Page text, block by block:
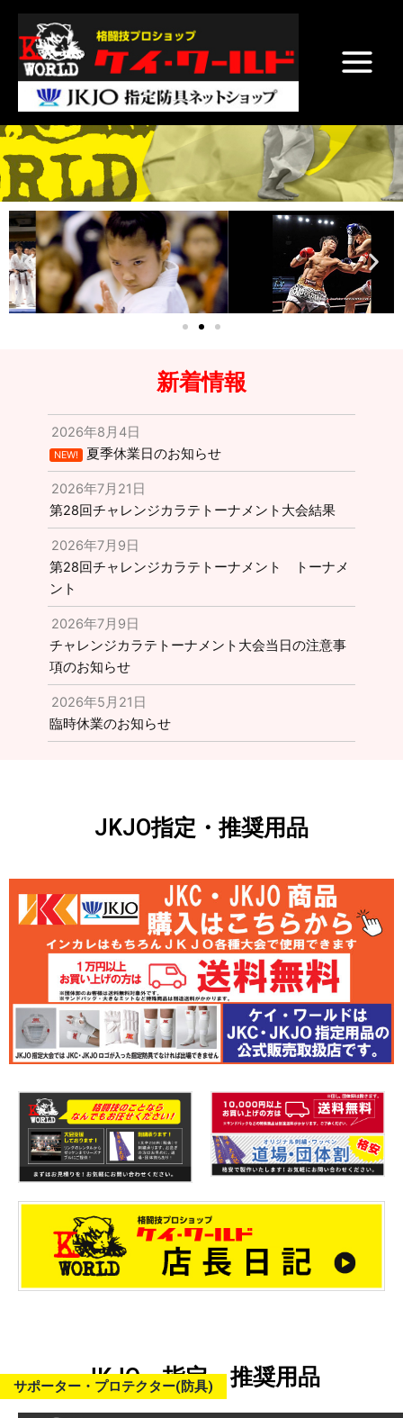
プ
Menu
新着情報
2026年8月4日
NEW! 夏季休業日のお知らせ
2026年7月21日
第28回チャレンジカラテトーナメント大会結果
2026年7月9日
第28回チャレンジカラテトーナメント トーナメ
ント
2026年7月9日
チャレンジカラテトーナメント大会当日の注意事
項のお知らせ
2026年5月21日
臨時休業のお知らせ
JKJO指定・推奨用品
JKJO 指定・推奨用品
サポーター・プロテクター(防具)